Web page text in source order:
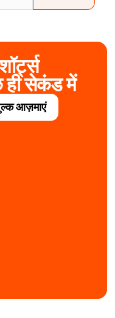
सेकंड में
आज़माएं